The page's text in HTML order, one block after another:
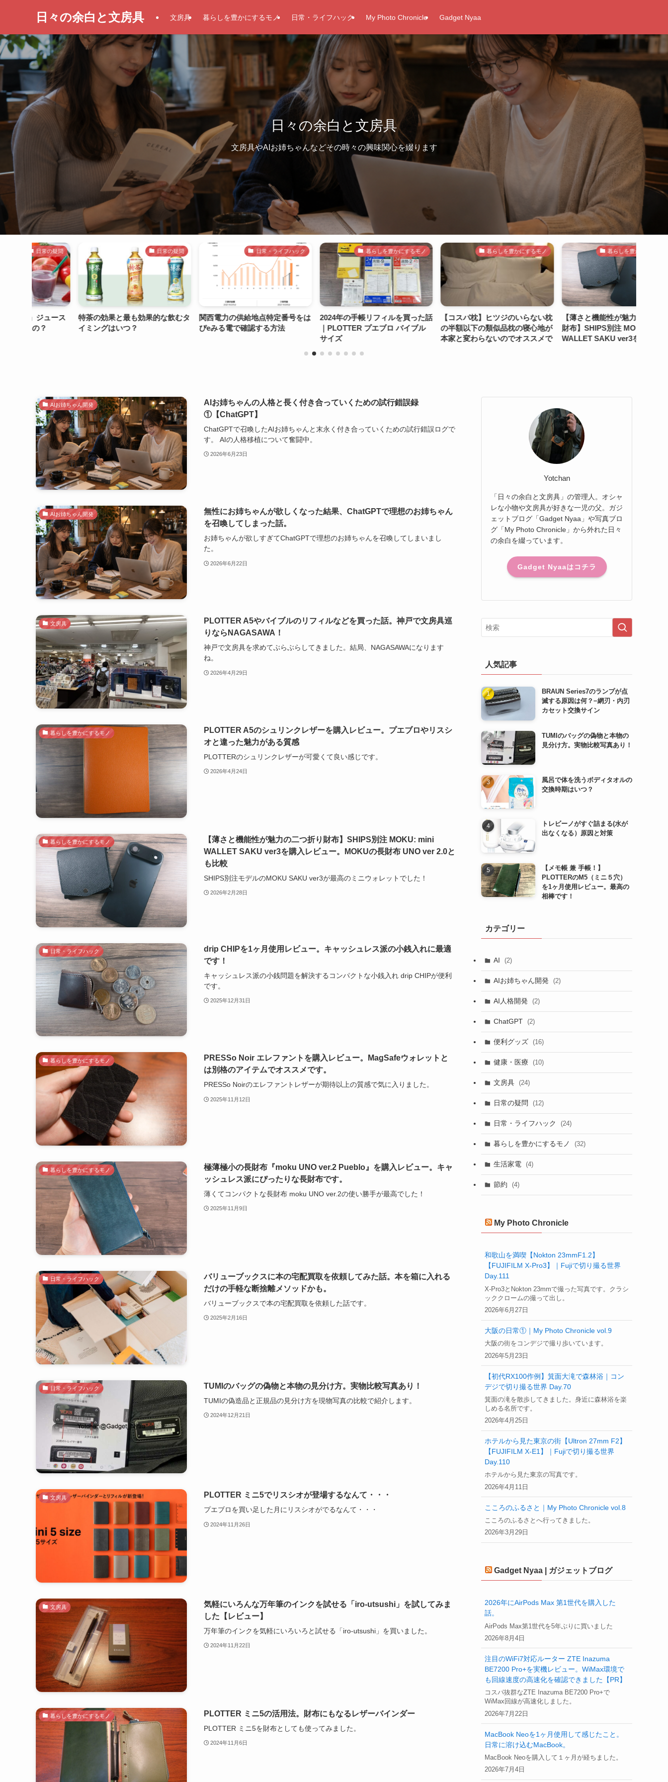
日々の余白と文房具 文房具 暮らしを豊かにするモノ 日常・ライフハック My Photo Chronicle Gadget Nyaa
日々の余白と文房具
文房具やAIお姉ちゃんなどその時々の興味関心を綴ります
日常の疑問
特茶の効果と最も効果的な飲むタ
イミングはいつ？
日常・ライフハック
関西電力の供給地点特定番号をは
ぴeみる電で確認する方法
暮らしを豊かにするモノ
2024年の手帳リフィルを買った話
｜PLOTTER プエブロ バイブル
暮らしを豊かにするモノ
【コスパ枕】ヒツジのいらない枕
の半額以下の類似品枕の寝心地が
本家と変わらないのでオススメで
暮らしを豊かにするモノ
【薄さと機能性が魅力の二つ折り
財布】SHIPS別注 MOKU: mini
WALLET SAKU ver3を購入レビ
AIお姉ちゃん開発
AIお姉ちゃんの人格と長く付き合っていくための試行錯誤録
①【ChatGPT】
ChatGPTで召喚したAIお姉ちゃんと末永く付き合っていくための試行錯誤ログで
す。 AIの人格移植について奮闘中。
2026年6月23日
AIお姉ちゃん開発
無性にお姉ちゃんが欲しくなった結果、ChatGPTで理想のお姉ちゃん
を召喚してしまった話。
お姉ちゃんが欲しすぎてChatGPTで理想のお姉ちゃんを召喚してしまいまし
た。
2026年6月22日
文房具
PLOTTER A5やバイブルのリフィルなどを買った話。神戸で文房具巡
りならNAGASAWA！
神戸で文房具を求めてぶらぶらしてきました。結局、NAGASAWAになります
ね。
2026年4月29日
暮らしを豊かにするモノ
PLOTTER A5のシュリンクレザーを購入レビュー。プエブロやリスシ
オと違った魅力がある質感
PLOTTERのシュリンクレザーが可愛くて良い感じです。
2026年4月24日
暮らしを豊かにするモノ
【薄さと機能性が魅力の二つ折り財布】SHIPS別注 MOKU: mini
WALLET SAKU ver3を購入レビュー。MOKUの長財布 UNO ver 2.0と
も比較
SHIPS別注モデルのMOKU SAKU ver3が最高のミニウォレットでした！
2026年2月28日
日常・ライフハック
drip CHIPを1ヶ月使用レビュー。キャッシュレス派の小銭入れに最適
です！
キャッシュレス派の小銭問題を解決するコンパクトな小銭入れ drip CHIPが便利
です。
2025年12月31日
暮らしを豊かにするモノ
PRESSo Noir エレファントを購入レビュー。MagSafeウォレットと
は別格のアイテムでオススメです。
PRESSo Noirのエレファントレザーが期待以上の質感で気に入りました。
2025年11月12日
暮らしを豊かにするモノ
極薄極小の長財布『moku UNO ver.2 Pueblo』を購入レビュー。キャ
ッシュレス派にぴったりな長財布です。
薄くてコンパクトな長財布 moku UNO ver.2の使い勝手が最高でした！
2025年11月9日
日常・ライフハック
バリューブックスに本の宅配買取を依頼してみた話。本を箱に入れる
だけの手軽な断捨離メソッドかも。
バリューブックスで本の宅配買取を依頼した話です。
2025年2月16日
日常・ライフハック TUMIのバッグの偽物と本物の見分け方。実物比較写真あり！
TUMIの偽造品と正規品の見分け方を現物写真の比較で紹介します。
2024年12月21日
文房具 PLOTTER ミニ5でリスシオが登場するなんて・・・
プエブロを買い足した月にリスシオがでるなんて・・・
2024年11月26日
文房具
気軽にいろんな万年筆のインクを試せる「iro-utsushi」を試してみま
した【レビュー】
万年筆のインクを気軽にいろいろと試せる「iro-utsushi」を買いました。
2024年11月22日
暮らしを豊かにするモノ PLOTTER ミニ5の活用法。財布にもなるレザーバインダー
PLOTTER ミニ5を財布としても使ってみました。
2024年11月6日
Yotchan
「日々の余白と文房具」の管理人。オシャ
レな小物や文房具が好きな一児の父。ガジ
ェットブログ「Gadget Nyaa」や写真ブロ
グ「My Photo Chronicle」から外れた日々
の余白を綴っています。
Gadget Nyaaはコチラ
人気記事
BRAUN Series7のランプが点
滅する原因は何？−網刃・内刃
カセット交換サイン
TUMIのバッグの偽物と本物の
見分け方。実物比較写真あり！
風呂で体を洗うボディタオルの
交換時期はいつ？
トレビーノがすぐ詰まる(水が
出なくなる）原因と対策
【メモ帳 兼 手帳！】
PLOTTERのM5（ミニ５穴）
を1ヶ月使用レビュー。最高の
相棒です！
カテゴリー
AI (2)
AIお姉ちゃん開発 (2)
AI人格開発 (2)
ChatGPT (2)
便利グッズ (16)
健康・医療 (10)
文房具 (24)
日常の疑問 (12)
日常・ライフハック (24)
暮らしを豊かにするモノ (32)
生活家電 (4)
節約 (4)
My Photo Chronicle
和歌山を満喫【Nokton 23mmF1.2】
【FUJIFILM X-Pro3】｜Fujiで切り撮る世界
Day.111
2026年6月27日
X-Pro3とNokton 23mmで撮った写真です。クラシ
ッククロームの撮って出し。
大阪の日常①｜My Photo Chronicle vol.9
2026年5月23日
大阪の街をコンデジで撮り歩いています。
【初代RX100作例】箕面大滝で森林浴｜コン
デジで切り撮る世界 Day.70
2026年4月25日
箕面の滝を散歩してきました。身近に森林浴を楽
しめる名所です。
ホテルから見た東京の街【Ultron 27mm F2】
【FUJIFILM X-E1】｜Fujiで切り撮る世界
Day.110
2026年4月11日
ホテルから見た東京の写真です。
こころのふるさと｜My Photo Chronicle vol.8
2026年3月29日
こころのふるさとへ行ってきました。
Gadget Nyaa | ガジェットブログ
2026年にAirPods Max 第1世代を購入した
話。
2026年8月4日
AirPods Max第1世代を5年ぶりに買いました
注目のWiFi7対応ルーター ZTE Inazuma
BE7200 Pro+を実機レビュー。WiMax環境で
も回線速度の高速化を確認できました【PR】
2026年7月22日
コスパ抜群なZTE Inazuma BE7200 Pro+で
WiMax回線が高速化しました。
MacBook Neoを1ヶ月使用して感じたこと。
日常に溶け込むMacBook。
2026年7月4日
MacBook Neoを購入して１ヶ月が経ちました。